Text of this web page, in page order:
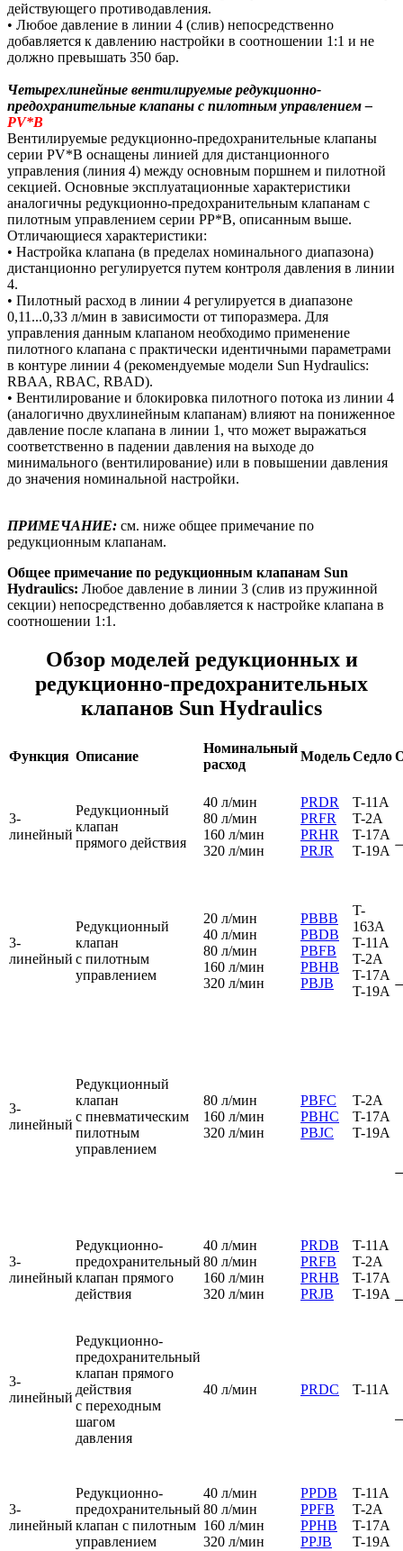
действующего противодавления.
• Любое давление в линии 4 (слив) непосредственно
добавляется к давлению настройки в соотношении 1:1 и не
должно превышать 350 бар.
Четырехлинейные вентилируемые редукционно-
предохранительные клапаны с пилотным управлением –
PV*B
Вентилируемые редукционно-предохранительные клапаны
серии PV*B оснащены линией для дистанционного
управления (линия 4) между основным поршнем и пилотной
секцией. Основные эксплуатационные характеристики
аналогичны редукционно-предохранительным клапанам с
пилотным управлением серии PP*B, описанным выше.
Отличающиеся характеристики:
• Настройка клапана (в пределах номинального диапазона)
дистанционно регулируется путем контроля давления в линии
4.
• Пилотный расход в линии 4 регулируется в диапазоне
0,11...0,33 л/мин в зависимости от типоразмера. Для
управления данным клапаном необходимо применение
пилотного клапана с практически идентичными параметрами
в контуре линии 4 (рекомендуемые модели Sun Hydraulics:
RBAA, RBAC, RBAD).
• Вентилирование и блокировка пилотного потока из линии 4
(аналогично двухлинейным клапанам) влияют на пониженное
давление после клапана в линии 1, что может выражаться
соответственно в падении давления на выходе до
минимального (вентилирование) или в повышении давления
до значения номинальной настройки.
ПРИМЕЧАНИЕ: см. ниже общее примечание по
редукционным клапанам.
Общее примечание по редукционным клапанам Sun
Hydraulics: Любое давление в линии 3 (слив из пружинной
секции) непосредственно добавляется к настройке клапана в
соотношении 1:1.
Обзор моделей редукционных и
редукционно-предохранительных
клапанов Sun Hydraulics
Функция Описание
Номинальный
расход
МодельСедло
3-
линейный
Редукционный
клапан
прямого действия
40 л/мин
80 л/мин
160 л/мин
320 л/мин
PRDR
PRFR
PRHR
PRJR
T-11A
T-2A
T-17A
T-19A
3-
линейный
Редукционный
клапан
с пилотным
управлением
20 л/мин
40 л/мин
80 л/мин
160 л/мин
320 л/мин
PBBB
PBDB
PBFB
PBHB
PBJB
T-
163A
T-11A
T-2A
T-17A
T-19A
3-
линейный
Редукционный
клапан
с пневматическим
пилотным
управлением
80 л/мин
160 л/мин
320 л/мин
PBFC
PBHC
PBJC
T-2A
T-17A
T-19A
3-
линейный
Редукционно-
предохранительный
клапан прямого
действия
40 л/мин
80 л/мин
160 л/мин
320 л/мин
PRDB
PRFB
PRHB
PRJB
T-11A
T-2A
T-17A
T-19A
3-
линейный
Редукционно-
предохранительный
клапан прямого
действия
с переходным
шагом
давления
40 л/мин PRDC T-11A
3-
линейный
Редукционно-
предохранительный
клапан с пилотным
управлением
40 л/мин
80 л/мин
160 л/мин
320 л/мин
PPDB
PPFB
PPHB
PPJB
T-11A
T-2A
T-17A
T-19A